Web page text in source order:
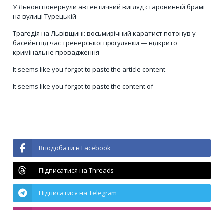
У Львові повернули автентичний вигляд старовинній брамі
на вулиці Турецькій
Трагедія на Львівщині: восьмирічний каратист потонув у
басейні під час тренерської прогулянки — відкрито
кримінальне провадження
It seems like you forgot to paste the article content
It seems like you forgot to paste the content of
Вподобати в Facebook
Підписатися на Threads
Підписатися на Telegram